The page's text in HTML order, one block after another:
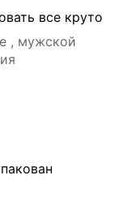
все круто
, мужской